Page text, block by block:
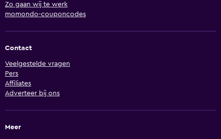
Zo gaan wij te werk
momondo-couponcodes
Contact
Veelgestelde vragen
Pers
Affiliates
Adverteer bij ons
Meer